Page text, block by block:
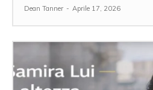
Dean Tanner - Aprile 17, 2026